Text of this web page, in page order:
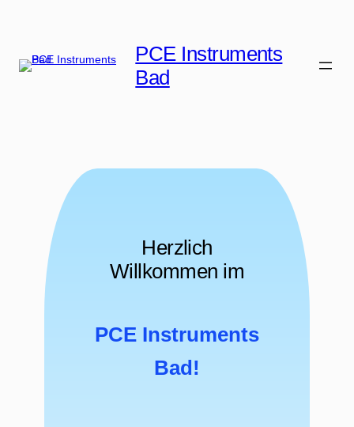
PCE Instruments
Bad
Herzlich
Willkommen im
PCE Instruments
Bad!